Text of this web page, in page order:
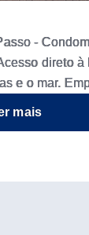
-
direto à
que
+ de 300
-Área
mais